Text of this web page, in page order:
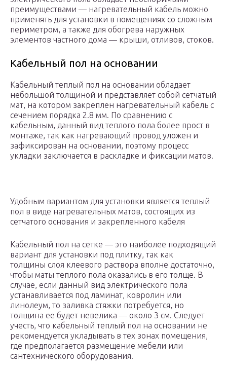
преимуществами — нагревательный кабель можно
применять для установки в помещениях со сложным
периметром, а также для обогрева наружных
элементов частного дома — крыши, отливов, стоков.
Кабельный пол на основании
Кабельный теплый пол на основании обладает
небольшой толщиной и представляет собой сетчатый
мат, на котором закреплен нагревательный кабель с
сечением порядка 2.8 мм. По сравнению с
кабельным, данный вид теплого пола более прост в
монтаже, так как нагревающий провод уложен и
зафиксирован на основании, поэтому процесс
укладки заключается в раскладке и фиксации матов.
Удобным вариантом для установки является теплый
пол в виде нагревательных матов, состоящих из
сетчатого основания и закрепленного кабеля
Кабельный пол на сетке — это наиболее подходящий
вариант для установки под плитку, так как
толщины слоя клеевого раствора вполне достаточно,
чтобы маты теплого пола оказались в его толще. В
случае, если данный вид электрического пола
устанавливается под ламинат, ковролин или
линолеум, то заливка стяжки потребуется, но
толщина ее будет невелика — около 3 см. Следует
учесть, что кабельный теплый пол на основании не
рекомендуется укладывать в тех зонах помещения,
где предполагается размещение мебели или
сантехнического оборудования.